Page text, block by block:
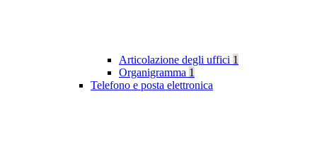
Articolazione degli uffici 1
Organigramma 1
Telefono e posta elettronica